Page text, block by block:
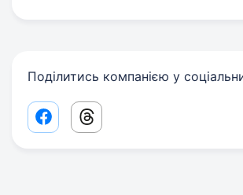
Поділитись компанією у
Facebook share link
Threads share link